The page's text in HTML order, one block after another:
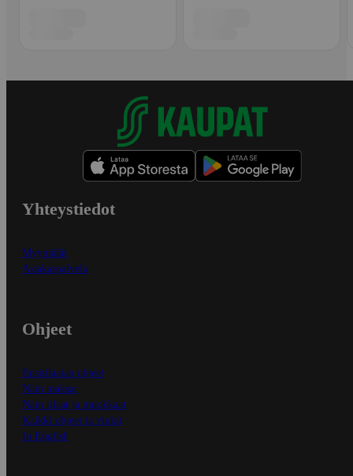
Yhteystiedot
Myymälät
Asiakaspalvelu
Ohjeet
Ensitilaajan ohjeet
Näin maksat
Näin tilaat ja muokkaat
Kaikki ohjeet ja vinkit
In English